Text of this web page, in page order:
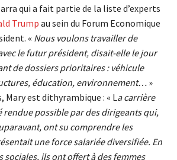
qui a fait partie de la liste d’experts
Trumpau sein du Forum Economique
« Nous voulons travailler de
le futur président, disait-elle le jour
de dossiers prioritaires : véhicule
éducation, environnement…»
Mary est dithyrambique : « La carrière
rendue possible par des dirigeants qui,
ont su comprendre les
une force salariée diversifiée. En
sociales, ils ont offert à des femmes